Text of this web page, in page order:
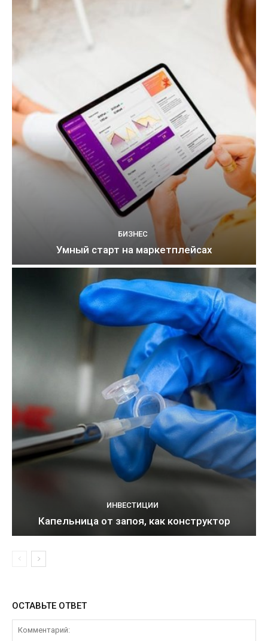
БИЗНЕС
Умный старт на маркетплейсах
ИНВЕСТИЦИИ
Капельница от запоя, как конструктор
ОСТАВЬТЕ ОТВЕТ